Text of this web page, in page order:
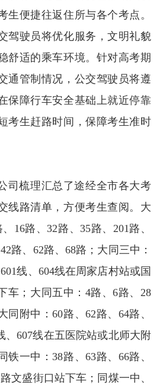
生便捷往返住所与各个考点。
驾驶员将优化服务，文明礼貌
舒适的乘车环境。针对高考期
通管制情况，公交驾驶员将遵
保障行车安全基础上就近停靠
考生赶路时间，保障考生准时
梳理汇总了途经全市各大考
线路清单，方便考生查阅。大
16路、32路、35路、201路、
路、62路、68路；大同三中：
线、604线在周家店村站或国
车；大同五中：4路、6路、28
同附中：60路、62路、64路、
、607线在五医院站或北师大附
铁一中：38路、63路、66路、
文盛街口站下车；同煤一中、